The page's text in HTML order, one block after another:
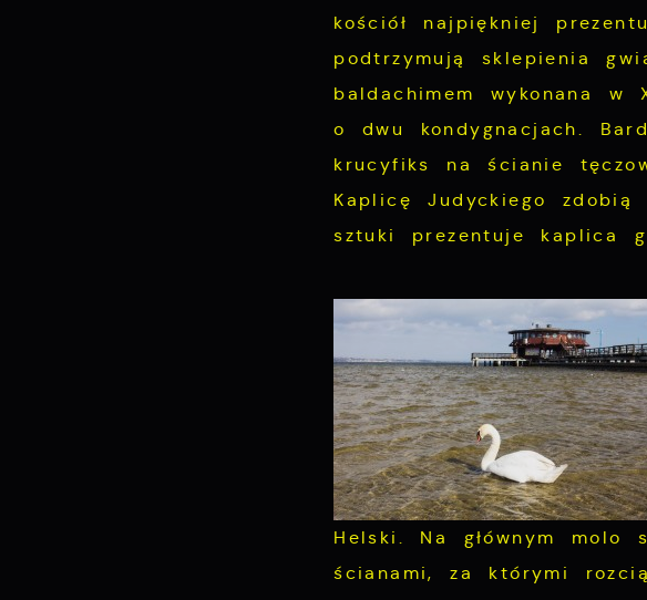
kościół najpiękniej
podtrzymują sklepienia
baldachimem wykonana w
o dwu kondygnacjach.
krucyfiks na ścianie
Kaplicę Judyckiego zdobią
sztuki prezentuje kaplica
Helski. Na głównym molo
ścianami, za którymi